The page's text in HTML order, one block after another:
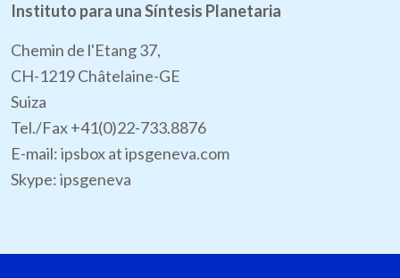
Instituto para una Síntesis Planetaria
Chemin de l'Etang 37,
CH-1219 Châtelaine-GE
Suiza
Tel./Fax +41(0)22-733.8876
E-mail: ipsbox at ipsgeneva.com
Skype: ipsgeneva